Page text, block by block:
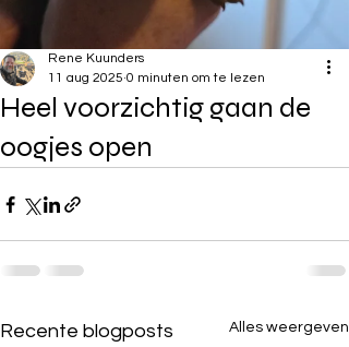
Heel voorzichtig gaan de
oogjes open
Rene Kuunders
11 aug 2025 0 minuten om te lezen
Recente blogposts Alles weergeven